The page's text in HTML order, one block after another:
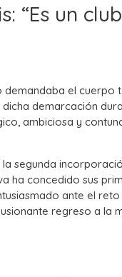
“Es un
el cuerpo
demarcación
ambiciosa y
segunda
ha concedido sus
ante el
regreso a la